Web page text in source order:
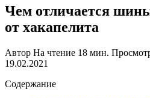
Чем отличается
от хакапелита
Автор На чтение 18 мин.
19.02.2021
Содержание